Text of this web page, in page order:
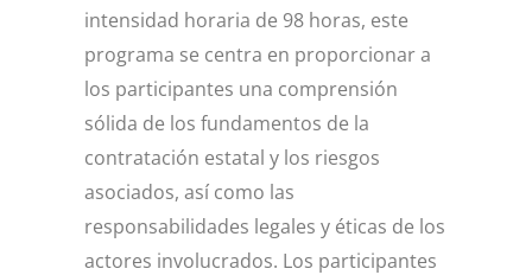
intensidad horaria de 98 horas, este
programa se centra en proporcionar a
los participantes una comprensión
sólida de los fundamentos de la
contratación estatal y los riesgos
asociados, así como las
responsabilidades legales y éticas de los
actores involucrados. Los participantes